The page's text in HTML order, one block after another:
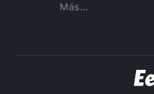
Más...